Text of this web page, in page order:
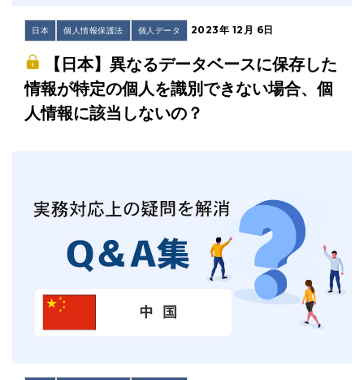
日本 個人情報保護法 個人データ 2023年 12月 6日
【日本】異なるデータベースに保存した
情報が特定の個人を識別できない場合、個
人情報に該当しないの？